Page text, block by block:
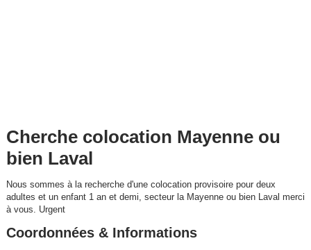
Cherche colocation Mayenne ou
bien Laval
Nous sommes à la recherche d'une colocation provisoire pour deux
adultes et un enfant 1 an et demi, secteur la Mayenne ou bien Laval merci
à vous. Urgent
Coordonnées & Informations